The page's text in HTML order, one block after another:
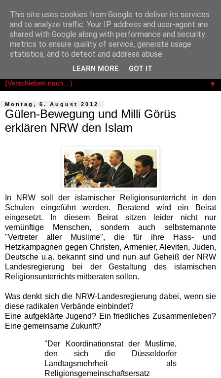
Der Kosmopolit
Das publizistische Netzwerk für Freiheit - Demokratie -
Rechtsstaatlichkeit
▼
Montag, 6. August 2012
Gülen-Bewegung und Milli Görüs
erklären NRW den Islam
In NRW soll der islamischer Religionsunterricht in den
Schulen eingeführt werden. Beratend wird ein Beirat
eingesetzt. In diesem Beirat sitzen leider nicht nur
vernünftige Menschen, sondern auch selbsternannte
"Vertreter aller Muslime", die für ihre Hass- und
Hetzkampagnen gegen Christen, Armenier, Aleviten, Juden,
Deutsche u.a. bekannt sind und nun auf Geheiß der NRW
Landesregierung bei der Gestaltung des islamischen
Religionsunterrichts mitberaten sollen.
Was denkt sich die NRW-Landesregierung dabei, wenn sie
diese radikalen Verbände einbindet?
Eine aufgeklärte Jugend? Ein friedliches Zusammenleben?
Eine gemeinsame Zukunft?
"Der Koordinationsrat der Muslime,
den sich die Düsseldorfer
Landtagsmehrheit als
Religionsgemeinschaftsersatz
This site uses cookies from Google to deliver its services
and to analyze traffic. Your IP address and user-agent are
shared with Google along with performance and security
metrics to ensure quality of service, generate usage
statistics, and to detect and address abuse.
LEARN MORE GOT IT